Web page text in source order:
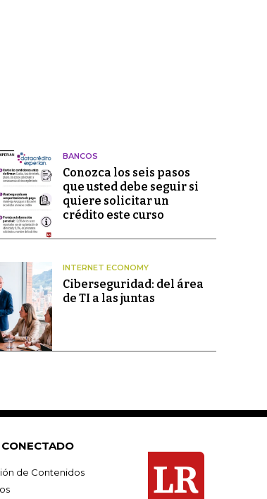
BANCOS
Conozca los seis pasos
que usted debe seguir si
quiere solicitar un
crédito este curso
INTERNET ECONOMY
Ciberseguridad: del área
de TI a las juntas
de Contenidos